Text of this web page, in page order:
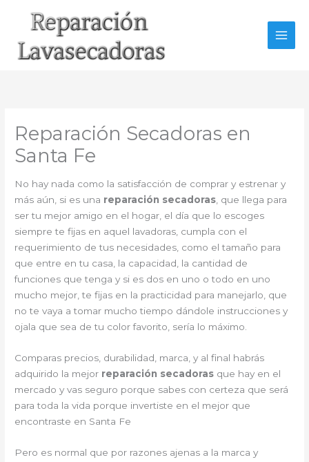
Reparación Secadoras en
Santa Fe
No hay nada como la satisfacción de comprar y estrenar y
más aún, si es una reparación secadoras, que llega para
ser tu mejor amigo en el hogar, el día que lo escoges
siempre te fijas en aquel lavadoras, cumpla con el
requerimiento de tus necesidades, como el tamaño para
que entre en tu casa, la capacidad, la cantidad de
funciones que tenga y si es dos en uno o todo en uno
mucho mejor, te fijas en la practicidad para manejarlo, que
no te vaya a tomar mucho tiempo dándole instrucciones y
ojala que sea de tu color favorito, sería lo máximo.
Comparas precios, durabilidad, marca, y al final habrás
adquirido la mejor reparación secadoras que hay en el
mercado y vas seguro porque sabes con certeza que será
para toda la vida porque invertiste en el mejor que
encontraste en Santa Fe
Pero es normal que por razones ajenas a la marca y